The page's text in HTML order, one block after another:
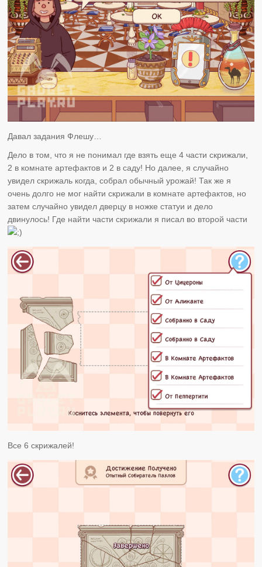
Давал задания Флешу…
Дело в том, что я не понимал где взять еще 4 части скрижали,
2 в комнате артефактов и 2 в саду! Но далее, я случайно
увидел скрижаль когда, собрал обычный урожай! Так же я
очень долго не мог найти скрижали в комнате артефактов, но
затем случайно увидел дверцу в ножке статуи и дело
двинулось! Где найти части скрижали я писал во второй части
Все 6 скрижалей!